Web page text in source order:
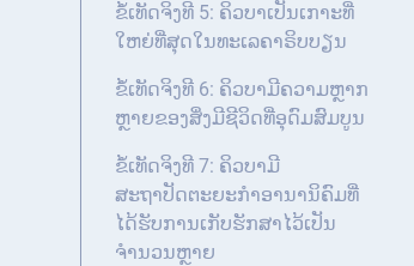
ຂໍ້ເທັດຈິງທີ 5: ຄິວບາເປັນເກາະທີ່
ໃຫຍ່ທີ່ສຸດໃນທະເລຄາຣິບບຽນ
ຂໍ້ເທັດຈິງທີ 6: ຄິວບາມີຄວາມຫຼາກ
ຫຼາຍຂອງສິ່ງມີຊີວິດທີ່ອຸດົມສົມບູນ
ຂໍ້ເທັດຈິງທີ 7: ຄິວບາມີ
ສະຖາປັດຕະຍະກຳອານານິຄົມທີ່
ໄດ້ຮັບການເກັບຮັກສາໄວ້ເປັນ
ຈຳນວນຫຼາຍ